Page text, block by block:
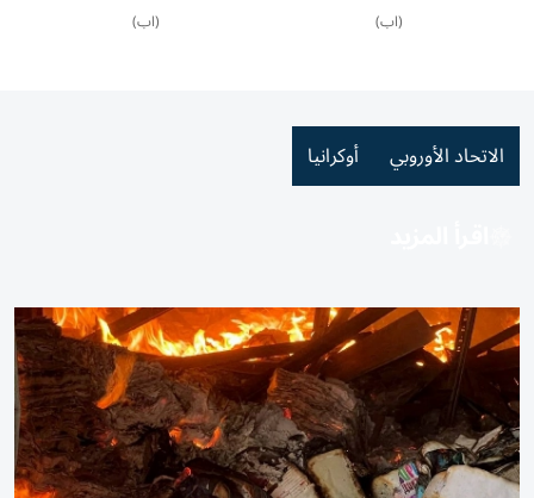
(اب)
(اب)
الاتحاد الأوروبي أوكرانيا